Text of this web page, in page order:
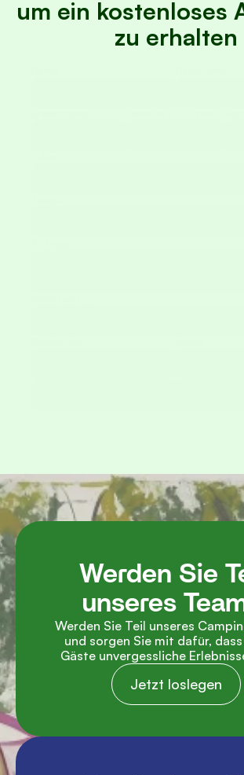
Wegbeschreibung
um ein kostenloses
zu erhalten
Werden Sie
unseres
Werden Sie Teil unseres
und sorgen Sie mit dafür,
Gäste unvergessliche
Jetzt loslegen